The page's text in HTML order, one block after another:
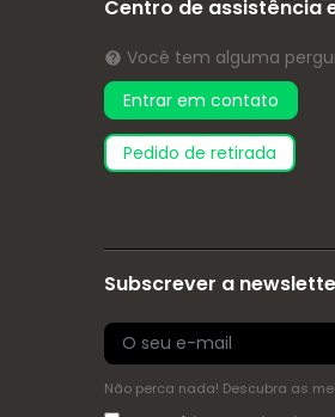
Centro de assistência
Você tem alguma
Entrar em contato
pedido de retirada
Subscrever a
Não perca nada! Descubra as